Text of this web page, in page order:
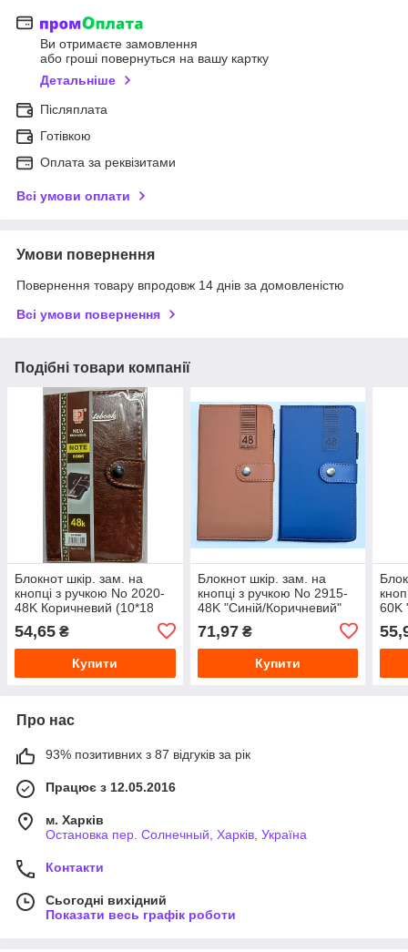
Ви отримаєте замовлення
або гроші повернуться на вашу картку
Детальніше
Післяплата
Готівкою
Оплата за реквізитами
Всі умови оплати
Умови повернення
Повернення товару впродовж 14 днів за домовленістю
Всі умови повернення
Подібні товари компанії
Блокнот шкір. зам. на
кнопці з ручкою No 2020-
48K Коричневий (10*18
54,65 ₴
Купити
Блокнот шкір. зам. на
кнопці з ручкою No 2915-
48K "Синій/Коричневий"
тиснення 10*18 см/80 л/
па-12шт
71,97₴
Купити
60K
Про нас
93% позитивних з 87 відгуків за рік
Працює з 12.05.2016
м. Харків
Остановка пер. Солнечный, Харків, Україна
Контакти
Сьогодні вихідний
Показати весь графік роботи